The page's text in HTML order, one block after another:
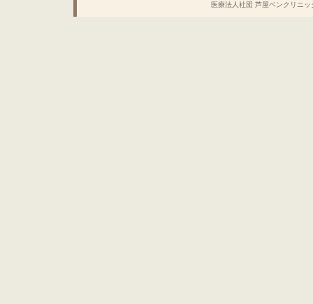
医療法人社団 芦屋ベンクリニ